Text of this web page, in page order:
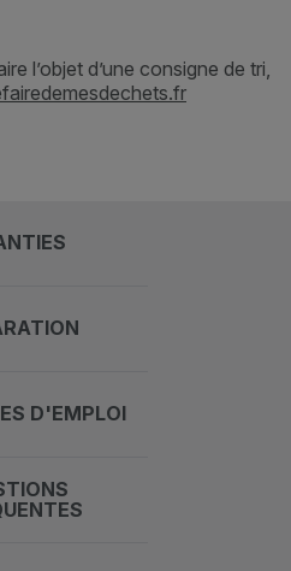
l’objet d’une consigne de tri,
D'EMPLOI